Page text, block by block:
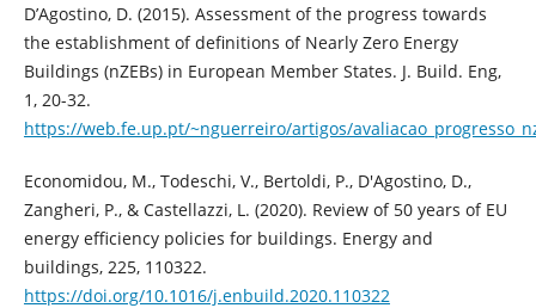
D’Agostino, D. (2015). Assessment of the progress towards
the establishment of definitions of Nearly Zero Energy
Buildings (nZEBs) in European Member States. J. Build. Eng,
1, 20-32.
https://web.fe.up.pt/~nguerreiro/artigos/
Economidou, M., Todeschi, V., Bertoldi, P., D'Agostino, D.,
Zangheri, P., & Castellazzi, L. (2020). Review of 50 years of EU
energy efficiency policies for buildings. Energy and
buildings, 225, 110322.
https://doi.org/10.1016/j.enbuild.2020.110322